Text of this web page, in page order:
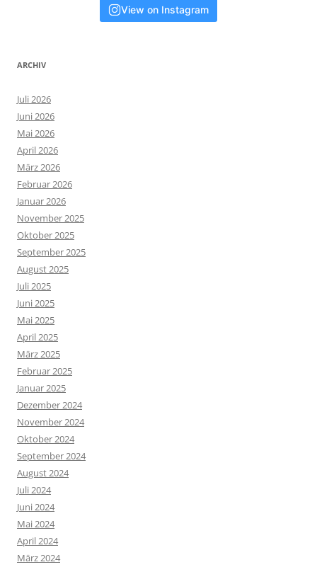
View on Instagram
ARCHIV
Juli 2026
Juni 2026
Mai 2026
April 2026
März 2026
Februar 2026
Januar 2026
November 2025
Oktober 2025
September 2025
August 2025
Juli 2025
Juni 2025
Mai 2025
April 2025
März 2025
Februar 2025
Januar 2025
Dezember 2024
November 2024
Oktober 2024
September 2024
August 2024
Juli 2024
Juni 2024
Mai 2024
April 2024
März 2024